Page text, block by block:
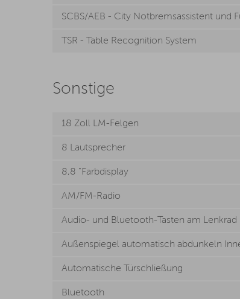
SCBS/AEB - City Notbremsassistent und
TSR - Table Recognition System
Sonstige
18 Zoll LM-Felgen
8 Lautsprecher
8,8 "Farbdisplay
AM/FM-Radio
Audio- und Bluetooth-Tasten am Lenkrad
Außenspiegel automatisch abdunkeln
Automatische Türschließung
Bluetooth